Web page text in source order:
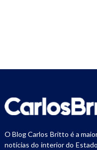
O Blog Carlos Britto é a
notícias do interior do